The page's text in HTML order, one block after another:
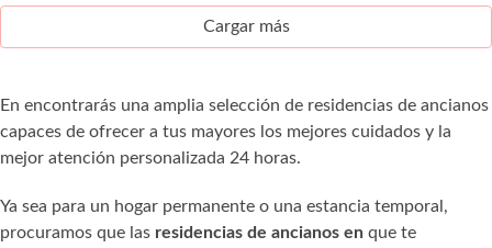
Cargar más
En encontrarás una amplia selección de residencias de ancianos
capaces de ofrecer a tus mayores los mejores cuidados y la
mejor atención personalizada 24 horas.
Ya sea para un hogar permanente o una estancia temporal,
procuramos que las residencias de ancianos en que te